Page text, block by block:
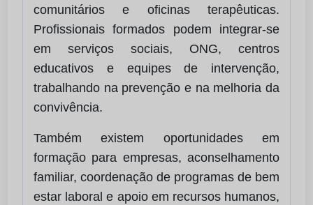
comunitários e oficinas terapêuticas.
Profissionais formados podem integrar-se
em serviços sociais, ONG, centros
educativos e equipes de intervenção,
trabalhando na prevenção e na melhoria da
convivência.
Também existem oportunidades em
formação para empresas, aconselhamento
familiar, coordenação de programas de bem
estar laboral e apoio em recursos humanos,